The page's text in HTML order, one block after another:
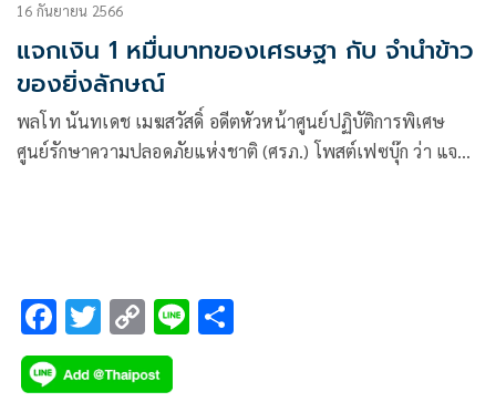
16 กันยายน 2566
แจกเงิน 1 หมื่นบาทของเศรษฐา กับ จำนำข้าว
ของยิ่งลักษณ์
พลโท นันทเดช เมฆสวัสดิ์ อดีตหัวหน้าศูนย์ปฏิบัติการพิเศษ
ศูนย์รักษาความปลอดภัยแห่งชาติ (ศรภ.) โพสต์เฟซบุ๊ก ว่า แจก
F
ac
e
T
wi
tt
C
o
p
Li